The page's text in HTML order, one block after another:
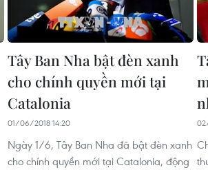
Tây Ban Nha bật đèn xanh
cho chính quyền mới tại
Catalonia
01/06/2018 14:20
Ngày 1/6, Tây Ban Nha đã bật đèn xanh
cho chính quyền mới tại Catalonia, động